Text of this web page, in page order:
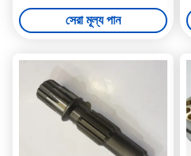
কারগুলি রোটারি পাম্প যন্ত্রাংশ
সেরা মূল্য পান